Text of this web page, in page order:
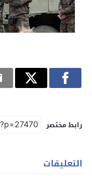
رابط مختصر
التعليقات